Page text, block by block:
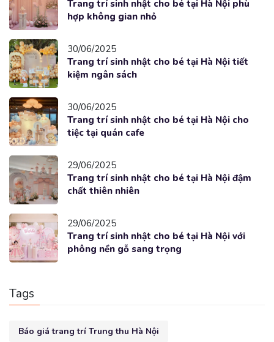
Trang trí sinh nhật cho bé tại Hà Nội phù
hợp không gian nhỏ
30/06/2025
Trang trí sinh nhật cho bé tại Hà Nội tiết
kiệm ngân sách
30/06/2025
Trang trí sinh nhật cho bé tại Hà Nội cho
tiệc tại quán cafe
29/06/2025
Trang trí sinh nhật cho bé tại Hà Nội đậm
chất thiên nhiên
29/06/2025
Trang trí sinh nhật cho bé tại Hà Nội với
phông nền gỗ sang trọng
Tags
Báo giá trang trí Trung thu Hà Nội